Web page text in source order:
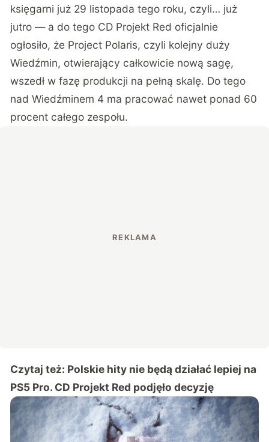
księgarni już 29 listopada tego roku, czyli… już
jutro — a do tego CD Projekt Red oficjalnie
ogłosiło, że Project Polaris, czyli kolejny duży
Wiedźmin, otwierający całkowicie nową sagę,
wszedł w fazę produkcji na pełną skalę. Do tego
nad Wiedźminem 4 ma pracować nawet ponad 60
procent całego zespołu.
Czytaj też: Polskie hity nie będą działać lepiej na
PS5 Pro. CD Projekt Red podjęło decyzję